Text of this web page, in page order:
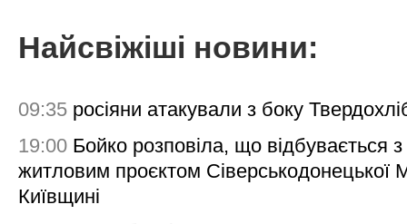
Найсвіжіші новини:
09:35 росіяни атакували з боку
19:00 Бойко розповіла, що відбувається з
житловим проєктом Сіверськодонецької
Київщині